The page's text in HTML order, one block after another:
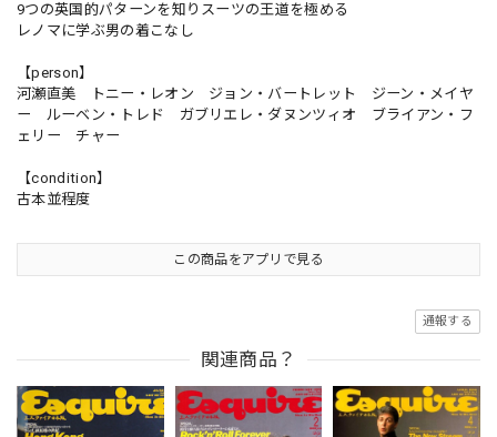
9つの英国的パターンを知りスーツの王道を極める
レノマに学ぶ男の着こなし
【person】
河瀬直美 トニー・レオン ジョン・バートレット ジーン・メイヤ
ー ルーベン・トレド ガブリエレ・ダヌンツィオ ブライアン・フ
ェリー チャー
【condition】
古本並程度
この商品をアプリで見る
通報する
関連商品？